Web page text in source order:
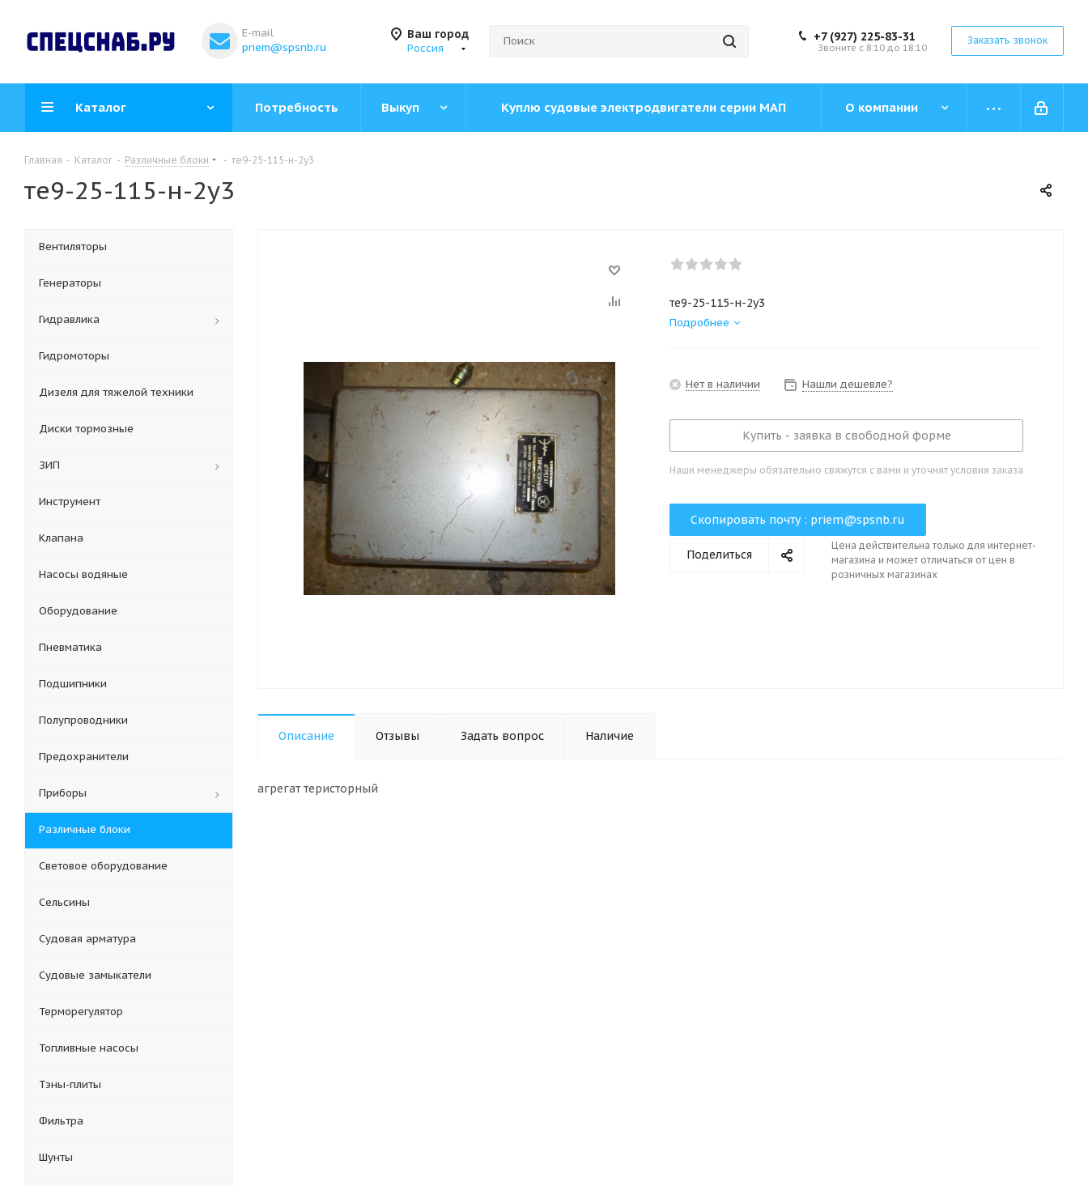
E-mail
priem@spsnb.ru
Ваш город
Россия
+7 (927) 225-83-31
Звоните с 8:10 до 18:10
Заказать звонок
Каталог Потребность Выкуп Куплю судовые электродвигатели серии МАП О компании
Главная - Каталог - Различные блоки - те9-25-115-н-2у3
те9-25-115-н-2у3
те9-25-115-н-2у3
Подробнее
Нет в наличии Нашли дешевле?
Купить - заявка в свободной форме
Наши менеджеры обязательно свяжутся с вами и уточнят условия заказа
Скопировать почту : priem@spsnb.ru
Поделиться
Цена действительна только для интернет-
магазина и может отличаться от цен в
розничных магазинах
Описание Отзывы Задать вопрос Наличие
агрегат теристорный
Вентиляторы
Генераторы
Гидравлика
Гидромоторы
Дизеля для тяжелой техники
Диски тормозные
ЗИП
Инструмент
Клапана
Насосы водяные
Оборудование
Пневматика
Подшипники
Полупроводники
Предохранители
Приборы
Различные блоки
Световое оборудование
Сельсины
Судовая арматура
Судовые замыкатели
Терморегулятор
Топливные насосы
Тэны-плиты
Фильтра
Шунты